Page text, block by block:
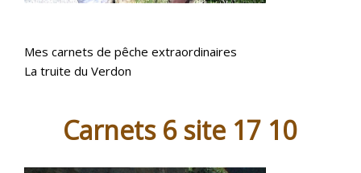
Mes carnets de pêche extraordinaires
La truite du Verdon
Carnets 6 site 17 10